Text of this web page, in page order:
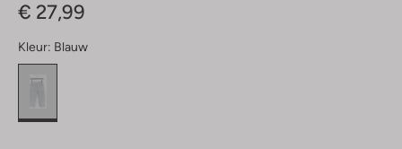
€ 27,99
Kleur: Blauw